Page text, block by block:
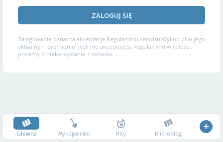
ZALOGUJ SIĘ
Zalogowanie oznacza akceptację Regulaminu serwisu Wykop.pl w jego
aktualnym brzmieniu. Jeśli nie akceptujesz Regulaminu w całości,
prosimy o niekorzystanie z serwisu.
Główna Wykopalisko Hity Mikroblog